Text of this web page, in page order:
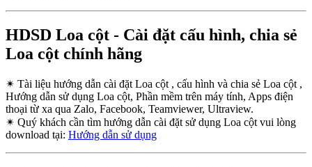
HDSD Loa cột - Cài đặt cấu hình, chia sẻ
Loa cột chính hãng
✴ Tài liệu hướng dẫn cài đặt Loa cột , cấu hình và chia sẻ Loa cột ,
Hướng dẫn sử dụng Loa cột, Phần mềm trên máy tính, Apps điện
thoại từ xa qua Zalo, Facebook, Teamviewer, Ultraview.
✴ Quý khách cần tìm hướng dẫn cài đặt sử dụng Loa cột vui lòng
download tại: Hướng dẫn sử dụng